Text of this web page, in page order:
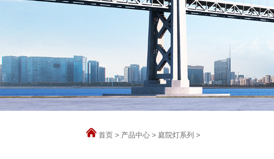
首页 > 产品中心 > 庭院灯系列 >